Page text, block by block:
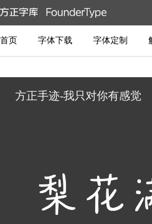
首页 字体下载 字体定制
方正手迹-我只对你有感觉
梨花